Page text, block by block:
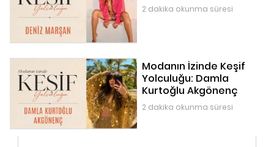
2 dakika okunma süresi
Modanın İzinde Keşif
Yolculuğu: Damla
Kurtoğlu Akgönenç
2 dakika okunma süresi